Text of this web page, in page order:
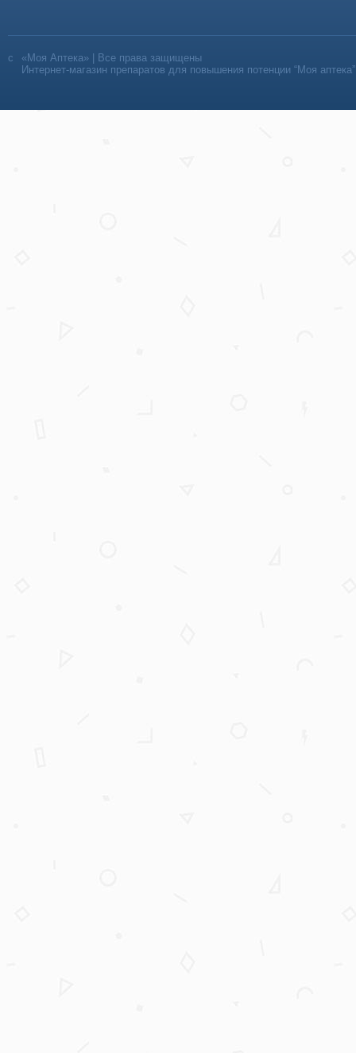
«Моя Аптека» | Все права защищены
Интернет-магазин препаратов для повышения потенции “Моя